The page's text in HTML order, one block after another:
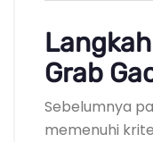
Grab
Sebelumnya
memenuhi